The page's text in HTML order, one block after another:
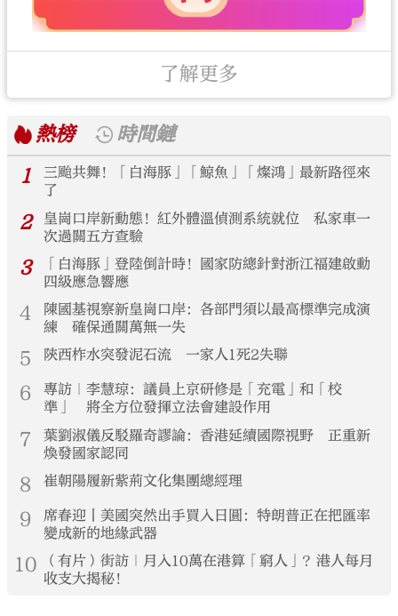
了解更多
熱榜
時間鏈
1
三颱共舞！「白海豚」「鯨魚」「燦鴻」最新路徑來
了
2
皇崗口岸新動態！紅外體溫偵測系統就位 私家車一
次過關五方查驗
3
「白海豚」登陸倒計時！國家防總針對浙江福建啟動
四級應急響應
4
陳國基視察新皇崗口岸：各部門須以最高標準完成演
練 確保通關萬無一失
5 陝西柞水突發泥石流 一家人1死2失聯
6
專訪｜李慧琼：議員上京研修是「充電」和「校
準」 將全方位發揮立法會建設作用
7
葉劉淑儀反駁羅奇謬論：香港延續國際視野 正重新
煥發國家認同
8 崔朝陽履新紫荊文化集團總經理
9
席春迎丨美國突然出手買入日圓：特朗普正在把匯率
變成新的地緣武器
10
（有片）街訪｜月入10萬在港算「窮人」？港人每月
收支大揭秘！